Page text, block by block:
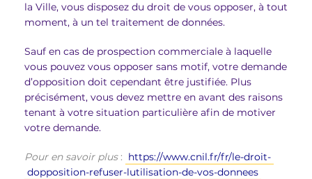
la Ville, vous disposez du droit de vous opposer, à tout
moment, à un tel traitement de données.
Sauf en cas de prospection commerciale à laquelle
vous pouvez vous opposer sans motif, votre demande
d’opposition doit cependant être justifiée. Plus
précisément, vous devez mettre en avant des raisons
tenant à votre situation particulière afin de motiver
votre demande.
Pour en savoir plus: https://www.cnil.fr/fr/le-droit-
dopposition-refuser-lutilisation-de-vos-donnees